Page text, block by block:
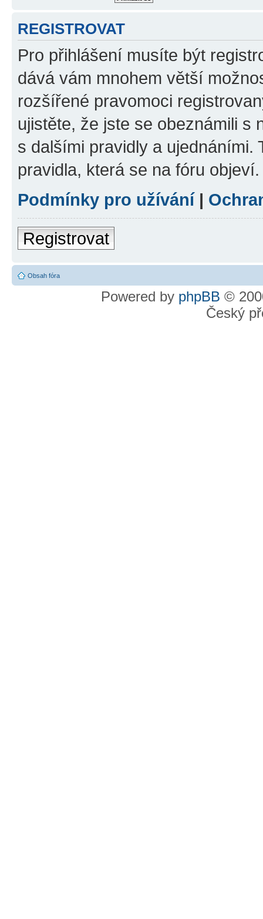
REGISTROVAT
Pro přihlášení musíte být
dává vám mnohem větší
rozšířené pravomoci
ujistěte, že jste se obeznámili s
s dalšími pravidly a ujednáními.
pravidla, která se na fóru objeví.
Podmínky pro užívání|
Registrovat
Obsah fóra
Powered by phpBB ©
Český